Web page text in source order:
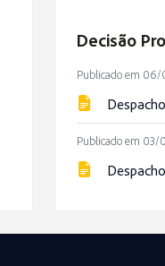
Decisão
Publicado em
Publicado em